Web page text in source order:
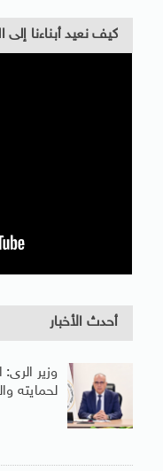
كيف نعيد أبناءنا
أحدث الأخبار
وزير الرى:
لحمايته